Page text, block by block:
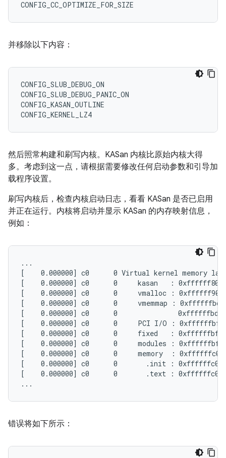
并移除以下内容：
CONFIG_SLUB_DEBUG_ON
CONFIG_SLUB_DEBUG_PANIC_ON
CONFIG_KASAN_OUTLINE
然后照常构建和刷写内核。KASan 内核比原始内核大得
多。考虑到这一点，请根据需要修改任何启动参数和引导加
载程序设置。
刷写内核后，检查内核启动日志，看看 KASan 是否已启用
并正在运行。内核将启动并显示 KASan 的内存映射信息，
例如：
...
[    0.000000] c0      0 Virtual kernel memory
[    0.000000] c0      0     kasan   :
[    0.000000] c0      0     vmalloc :
[    0.000000] c0      0     vmemmap :
[    0.000000] c0      0
[    0.000000] c0      0     PCI I/O :
[    0.000000] c0      0     fixed   :
[    0.000000] c0      0     modules :
[    0.000000] c0      0     memory  :
[    0.000000] c0      0       .init :
[    0.000000] c0      0       .text :
错误将如下所示：